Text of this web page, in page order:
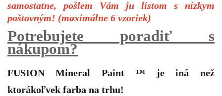
samostatne, pošlem Vám ju listom s nízkym
poštovným! (maximálne 6 vzoriek)
Potrebujete poradiť s
nákupom?
FUSION Mineral Paint™ je iná než
ktorákoľvek farba na trhu!